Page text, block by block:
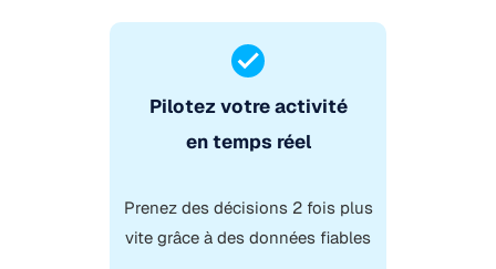
Pilotez votre activité
en temps réel
Prenez des décisions 2 fois plus
vite grâce à des données fiables